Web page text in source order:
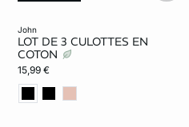
john
LOT DE 3 CULOTTES EN
COTON
15,99 €